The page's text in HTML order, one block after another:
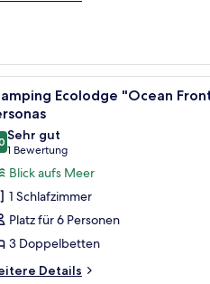
und Blick auf die umliegende
12
Ecolodge "Ocean
von 10
Sehr gut
1 Bewertung
(1
Bewertung)
Blick aufs Meer
1 Schlafzimmer
Platz für 6 Personen
3 Doppelbetten
Details